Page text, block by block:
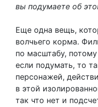
вы подумаете об
Еще одна вещь,
волчьего корма.
по масштабу,
если подумать, то
персонажей,
в этой
так что нет и